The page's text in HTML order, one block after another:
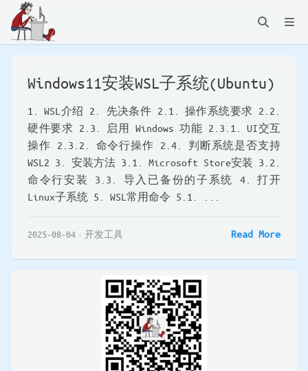
Windows11安装WSL子系统(Ubuntu)
1. WSL介绍 2. 先决条件 2.1. 操作系统要求 2.2.
硬件要求 2.3. 启用 Windows 功能 2.3.1. UI交互
操作 2.3.2. 命令行操作 2.4. 判断系统是否支持
WSL2 3. 安装方法 3.1. Microsoft Store安装 3.2.
命令行安装 3.3. 导入已备份的子系统 4. 打开
Linux子系统 5. WSL常用命令 5.1. ...
2025-08-04 开发工具 Read More